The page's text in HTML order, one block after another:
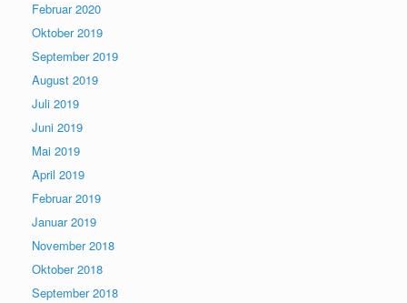
Februar 2020
Oktober 2019
September 2019
August 2019
Juli 2019
Juni 2019
Mai 2019
April 2019
Februar 2019
Januar 2019
November 2018
Oktober 2018
September 2018